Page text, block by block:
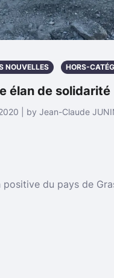
NOUVELLES HORS-
élan de solidarité
| by Jean-Claude
du pays de